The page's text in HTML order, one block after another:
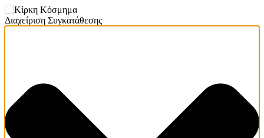
Διαχείριση Συγκατάθεσης